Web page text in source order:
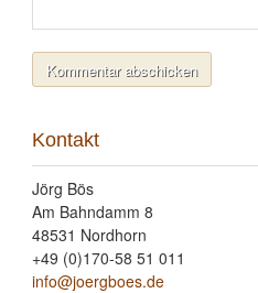
Kontakt
Jörg Bös
Am Bahndamm 8
48531 Nordhorn
+49 (0)170-58 51 011
info@joergboes.de